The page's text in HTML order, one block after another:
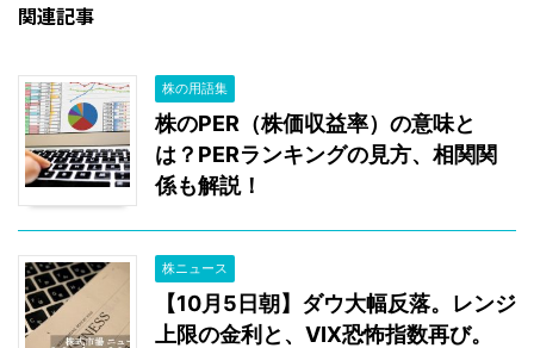
関連記事
株の用語集
株のPER（株価収益率）の意味と
は？PERランキングの見方、相関関
係も解説！
株ニュース
【10月5日朝】ダウ大幅反落。レンジ
上限の金利と、VIX恐怖指数再び。